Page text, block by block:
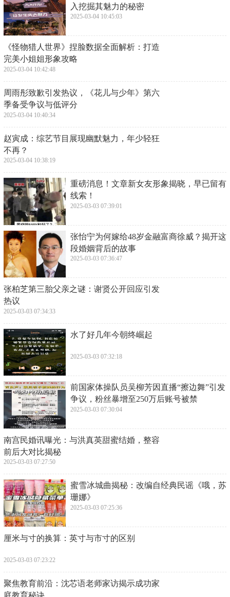
入挖掘其魅力的秘密
2025-03-04 10:45:03
​《怪物猎人世界》捏脸数据全面解析：打造
完美小姐姐形象攻略
2025-03-04 10:42:48
​周雨彤致歉引发热议，《花儿与少年》第六
季备受争议与低评分
2025-03-04 10:40:34
​赵寅成：综艺节目展现幽默魅力，年少轻狂
不再？
2025-03-04 10:38:19
​重磅消息！文章新女友形象揭晓，早已留有
线索！
2025-03-03 07:39:01
​张怡宁为何嫁给48岁金融富商徐威？揭开这
段婚姻背后的故事
2025-03-03 07:36:47
​张柏芝第三胎父亲之谜：谢贤公开回应引发
热议
2025-03-03 07:34:33
​水了好几年今朝终崛起
2025-03-03 07:32:18
​前国家体操队员吴柳芳因直播“擦边舞”引发
争议，粉丝暴增至250万后账号被禁
2025-03-03 07:30:04
​南宫民婚讯曝光：与洪真英甜蜜结婚，整容
前后大对比揭秘
2025-03-03 07:27:50
​蜜雪冰城曲揭秘：改编自经典民谣《哦，苏
珊娜》
2025-03-03 07:25:36
​厘米与寸的换算：英寸与市寸的区别
2025-03-03 07:23:22
​聚焦教育前沿：沈芯语老师家访揭示成功家